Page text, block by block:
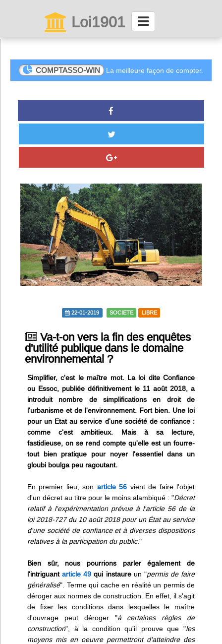
Loi1901
Connexion
Abonnez-vous à LettrAsso
Menu général
ServiceAsso
VieAsso
Infos
Divers
Abo Lettrasso
Désabo Lettrasso
Nous contacter
COMPTASSO-WIN La meilleure façon de compter.
22-01-2019 SOCIETE LIBRE
Va-t-on vers la fin des enquêtes
d'utilité publique dans le domaine
environnemental ?
Simplifier, c'est le maître mot. La loi dite Confiance
ou Essoc, publiée définitivement le 11 août 2018, a
introduit nombre de simplifications en droit de
l'urbanisme et de l'environnement. Fort bien. Une loi
pour un Etat au service d'une société de confiance :
comme c'est ambitieux. Mais à sa lecture,
fastidieuse, on se rend compte qu'elle est un fourre-
tout bien pratique pour noyer l'essentiel dans un
gloubi boulga peu ragoutant.
En premier lieu, son article 56 vient de faire l'objet
d'un décret au titre pour le moins alambiqué : "Décret
relatif à l'expérimentation prévue à l'article 56 de la
loi 2018-727 du 10 août 2018 pour un État au service
d'une société de confiance et à diverses dispositions
relatives à la participation du public."
Bien sûr, nous pourrions parler également de
l'intriguantarticle 49 qui instaureun "permis de faire
généralisé". Terme qui cache en réalité un permis de
déroger aux normes de construction. En effet, il s'agit
de fixer les conditions dans lesquelles le maître
d'ouvrage peut déroger "à certaines règles de
construction", à la condition qu'il prouve que "les
moyens mis en oeuvre permettront d'atteindre des